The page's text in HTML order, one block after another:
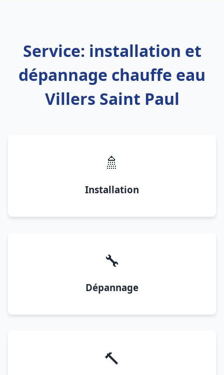
Service: installation et
dépannage chauffe eau
Villers Saint Paul
🚿
Installation
🔧
Dépannage
🔨